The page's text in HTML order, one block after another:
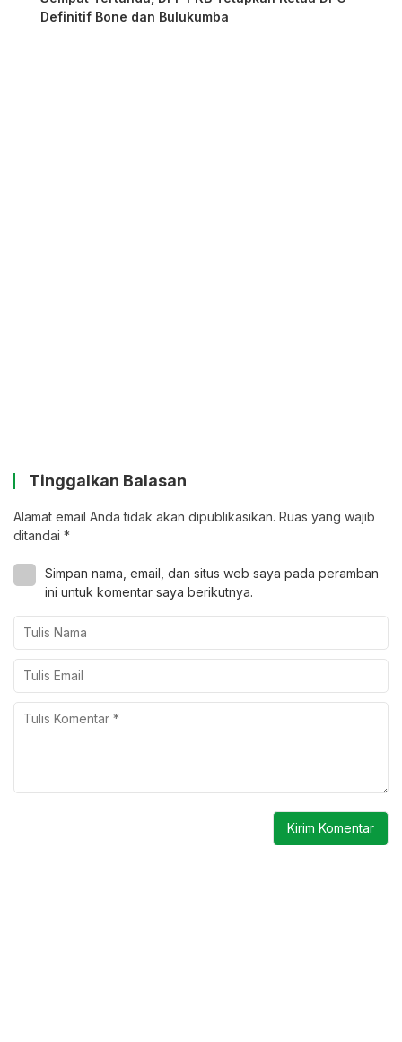
Definitif Bone dan Bulukumba
Tinggalkan Balasan
Alamat email Anda tidak akan dipublikasikan. Ruas yang wajib
ditandai *
Simpan nama, email, dan situs web saya pada peramban
ini untuk komentar saya berikutnya.